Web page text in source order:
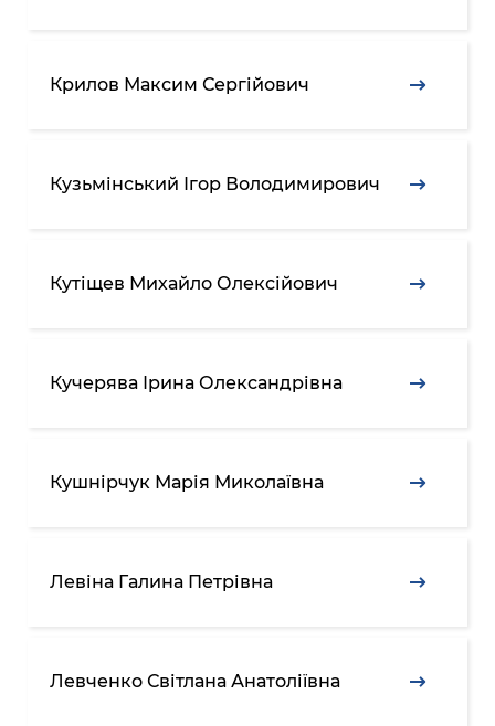
Крилов Максим Сергійович
Кузьмінський Ігор Володимирович
Кутіщев Михайло Олексійович
Кучерява Ірина Олександрівна
Кушнірчук Марія Миколаївна
Левіна Галина Петрівна
Левченко Світлана Анатоліївна